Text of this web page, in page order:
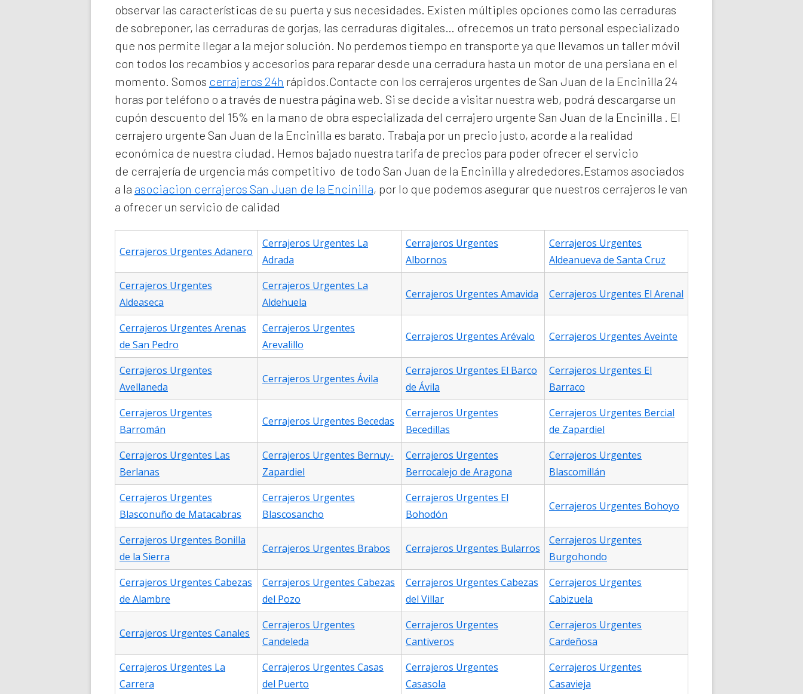
observar las características de su puerta y sus necesidades. Existen múltiples opciones como las cerraduras
de sobreponer, las cerraduras de gorjas, las cerraduras digitales… ofrecemos un trato personal especializado
que nos permite llegar a la mejor solución. No perdemos tiempo en transporte ya que llevamos un taller móvil
con todos los recambios y accesorios para reparar desde una cerradura hasta un motor de una persiana en el
momento. Somos cerrajeros 24h rápidos.Contacte con los cerrajeros urgentes de San Juan de la Encinilla 24
horas por teléfono o a través de nuestra página web. Si se decide a visitar nuestra web, podrá descargarse un
cupón descuento del 15% en la mano de obra especializada del cerrajero urgente San Juan de la Encinilla . El
cerrajero urgente San Juan de la Encinilla es barato. Trabaja por un precio justo, acorde a la realidad
económica de nuestra ciudad. Hemos bajado nuestra tarifa de precios para poder ofrecer el servicio
de cerrajería de urgencia más competitivo de todo San Juan de la Encinilla y alrededores.Estamos asociados
a la asociacion cerrajeros San Juan de la Encinilla, por lo que podemos asegurar que nuestros cerrajeros le van
a ofrecer un servicio de calidad
Cerrajeros Urgentes Adanero
Cerrajeros Urgentes La
Adrada
Cerrajeros Urgentes
Albornos
Cerrajeros Urgentes
Aldeanueva de Santa Cruz
Cerrajeros Urgentes
Aldeaseca
Cerrajeros Urgentes La
Aldehuela
Cerrajeros Urgentes Amavida Cerrajeros Urgentes El Arenal
Cerrajeros Urgentes Arenas
de San Pedro
Cerrajeros Urgentes
Arevalillo
Cerrajeros Urgentes Arévalo Cerrajeros Urgentes Aveinte
Cerrajeros Urgentes
Avellaneda
Cerrajeros Urgentes Ávila
Cerrajeros Urgentes El Barco
de Ávila
Cerrajeros Urgentes El
Barraco
Cerrajeros Urgentes
Barromán
Cerrajeros Urgentes Becedas
Cerrajeros Urgentes
Becedillas
Cerrajeros Urgentes Bercial
de Zapardiel
Cerrajeros Urgentes Las
Berlanas
Cerrajeros Urgentes Bernuy-
Zapardiel
Cerrajeros Urgentes
Berrocalejo de Aragona
Cerrajeros Urgentes
Blascomillán
Cerrajeros Urgentes
Blasconuño de Matacabras
Cerrajeros Urgentes
Blascosancho
Cerrajeros Urgentes El
Bohodón
Cerrajeros Urgentes Bohoyo
Cerrajeros Urgentes Bonilla
de la Sierra
Cerrajeros Urgentes Brabos Cerrajeros Urgentes Bularros
Cerrajeros Urgentes
Burgohondo
Cerrajeros Urgentes Cabezas
de Alambre
Cerrajeros Urgentes Cabezas
del Pozo
Cerrajeros Urgentes Cabezas
del Villar
Cerrajeros Urgentes
Cabizuela
Cerrajeros Urgentes Canales
Cerrajeros Urgentes
Candeleda
Cerrajeros Urgentes
Cantiveros
Cerrajeros Urgentes
Cardeñosa
Cerrajeros Urgentes La
Carrera
Cerrajeros Urgentes Casas
del Puerto
Cerrajeros Urgentes
Casasola
Cerrajeros Urgentes
Casavieja